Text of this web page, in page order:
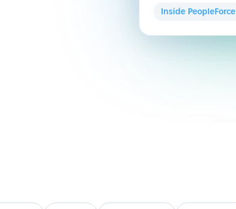
Inside PeopleForce